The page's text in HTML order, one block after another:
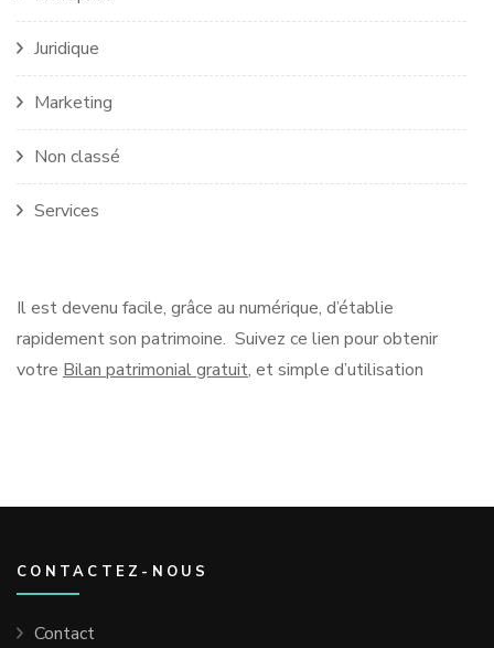
Juridique
Marketing
Non classé
Services
Il est devenu facile, grâce au numérique, d’établie
rapidement son patrimoine. Suivez ce lien pour obtenir
votre Bilan patrimonial gratuit, et simple d’utilisation
CONTACTEZ-NOUS
Contact